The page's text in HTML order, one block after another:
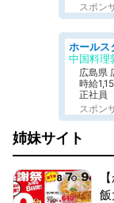
スポン
中国料理
広島県
時給
正社員
スポン
姉妹サイト